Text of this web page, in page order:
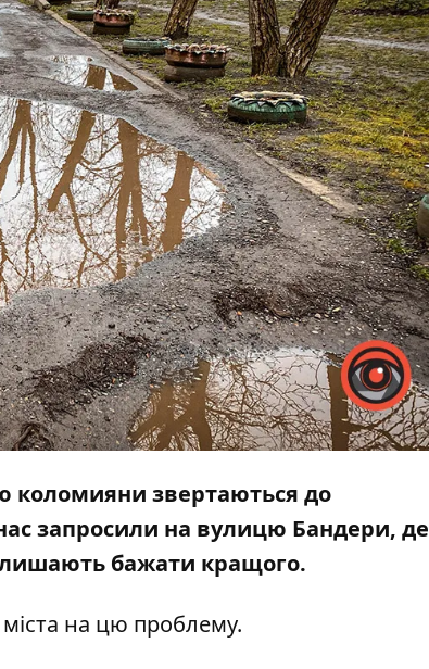
коломияни звертаються до
запросили на вулицю Бандери, де
бажати кращого.
на цю проблему.